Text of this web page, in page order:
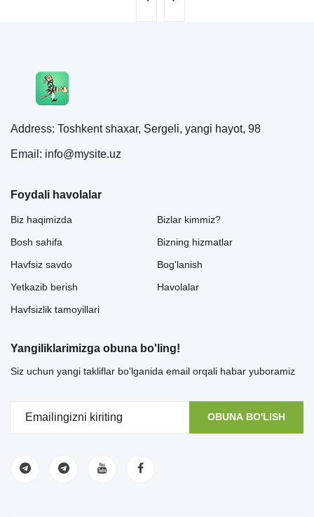
Address: Toshkent shaxar, Sergeli, yangi hayot, 98
Email: info@mysite.uz
Foydali havolalar
Biz haqimizda
Bosh sahifa
Havfsiz savdo
Yetkazib berish
Havfsizlik tamoyillari
Bizlar kimmiz?
Bizning hizmatlar
Bog'lanish
Havolalar
Yangiliklarimizga obuna bo'ling!
Siz uchun yangi takliflar bo'lganida email orqali habar yuboramiz
OBUNA BO'LISH